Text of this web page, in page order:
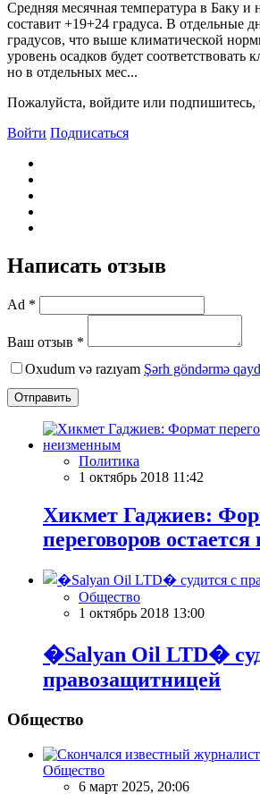
Средняя месячная температура в Баку
составит +19+24 градуса. B отдельные
градусов, что выше климатической
уровень осадков будет соответствовать
но в отдельных мес...
Пожалуйста, войдите или подпишитесь,
Войти Подписаться
Написать отзыв
Ad *
Ваш отзыв *
Oxudum və razıyam Şərh göndərmə
Отправить
Политика
1 октябрь 2018 11:42
Хикмет Гаджиев:
переговоров
Общество
1 октябрь 2018 13:00
�Salyan Oil LTD�
правозащитницей
Общество
Общество
6 март 2025, 20:06